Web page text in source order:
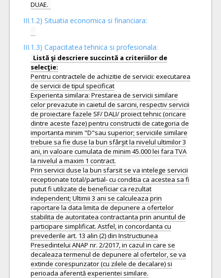
III.1.2) Situatia economica si financiara:
III.1.3) Capacitatea tehnica si profesionala:
Listă şi descriere succintă a criteriilor de
Pentru contractele de achizitie de servicii: executarea
de servicii de tipul specificat
Experienta similara: Prestarea de servicii similare
celor prevazute in caietul de sarcini, respectiv servicii
de proiectare fazele SF/ DALI/ proiect tehnic (oricare
dintre aceste faze) pentru constructii de categoria de
importanta minim "D"sau superior; serviciile similare
trebuie sa fie duse la bun sfârşit la nivelul ultimilor 3
ani, in valoare cumulata de minim 45.000 lei fara TVA
la nivelul a maxim 1 contract.
Prin servicii duse la bun sfarsit se va intelege servicii
receptionate total/partial- cu conditia ca acestea sa fi
putut fi utilizate de beneficiar ca rezultat
independent; Ultimii 3 ani se calculeaza prin
raportare la data limita de depunere a ofertelor
stabilita de autoritatea contractanta prin anuntul de
participare simplificat. Astfel, in concordanta cu
prevederile art. 13 alin (2) din Instructiunea
Presedintelui ANAP nr. 2/2017, in cazul in care se
decaleaza termenul de depunere al ofertelor, se va
extinde corespunzator (cu zilele de decalare) si
perioada aferentă experientei similare.